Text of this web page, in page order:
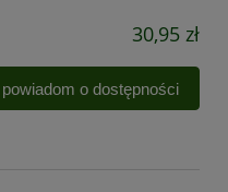
30,95 zł
powiadom o dostępności